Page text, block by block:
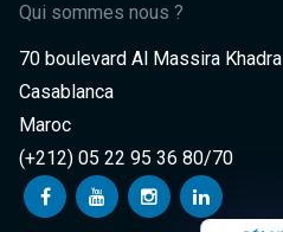
Qui sommes nous ?
70 boulevard Al Massira Khadra
Casablanca
Maroc
(+212) 05 22 95 36 80/70